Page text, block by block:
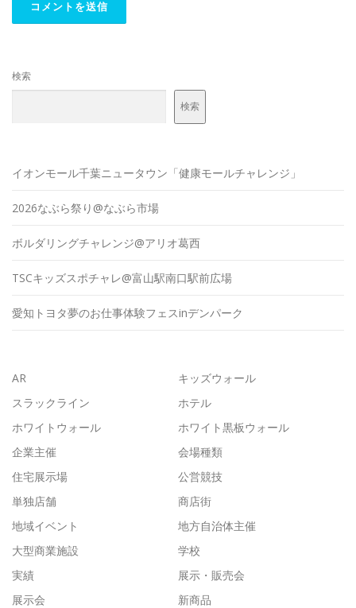
検索
検索
イオンモール千葉ニュータウン「健康モールチャレンジ」
2026なぶら祭り@なぶら市場
ボルダリングチャレンジ@アリオ葛西
TSCキッズスポチャレ@富山駅南口駅前広場
愛知トヨタ夢のお仕事体験フェスinデンパーク
AR
キッズウォール
スラックライン
ホテル
ホワイトウォール
ホワイト黒板ウォール
企業主催
会場種類
住宅展示場
公営競技
単独店舗
商店街
地域イベント
地方自治体主催
大型商業施設
学校
実績
展示・販売会
展示会
新商品